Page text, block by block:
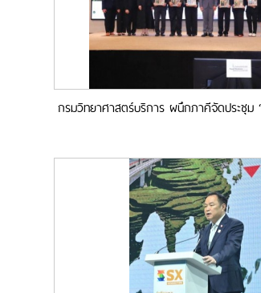
กรมวิทยาศาสตร์บริการ ผนึกภาคีจัดประชุม